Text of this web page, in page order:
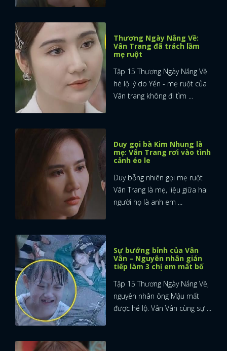
Thương Ngày Nắng Về:
Vân Trang đã trách lầm
mẹ ruột
Tập 15 Thương Ngày Nắng Về
hé lộ lý do Yến - mẹ ruột của
Vân trang không đi tìm ...
Duy gọi bà Kim Nhung là
mẹ: Vân Trang rơi vào tình
cảnh éo le
Duy bỗng nhiên gọi mẹ ruột
Vân Trang là mẹ, liệu giữa hai
người họ là anh em ...
Sự bướng bỉnh của Vân
Vân – Nguyên nhân gián
tiếp làm 3 chị em mất bố
Tập 15 Thương Ngày Nắng Về,
nguyên nhân ông Mậu mất
được hé lộ. Vân Vân cùng sự ...